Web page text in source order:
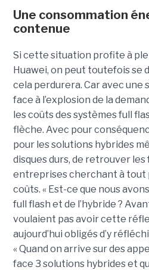
Une consommation
contenue
Si cette situation profite à
Huawei, on peut toutefois se
cela perdurera. Car avec une
face à l’explosion de la
les coûts des systèmes full
flèche. Avec pour
pour les solutions hybrides
disques durs, de retrouver les
entreprises cherchant à tout
coûts. « Est-ce que nous
full flash et de l’hybride ?
voulaient pas avoir cette
aujourd’hui obligés d’y
« Quand on arrive sur des
face 3 solutions hybrides et